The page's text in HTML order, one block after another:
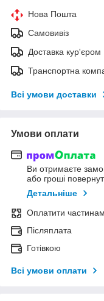
Нова Пошта
Самовивіз
Доставка кур'єром
Транспортна
Всі умови доставки
Умови оплати
Ви отримаєте
або гроші
Детальніше
Оплатити
Післяплата
Готівкою
Всі умови оплати